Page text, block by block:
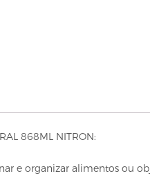
868ML NITRON:
e organizar alimentos ou